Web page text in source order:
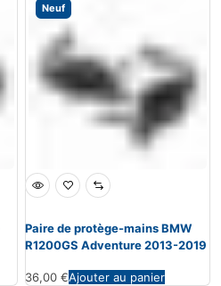
Neuf
Paire de protège-mains BMW
R1200GS Adventure 2013-2019
36,00 €Ajouter au panier